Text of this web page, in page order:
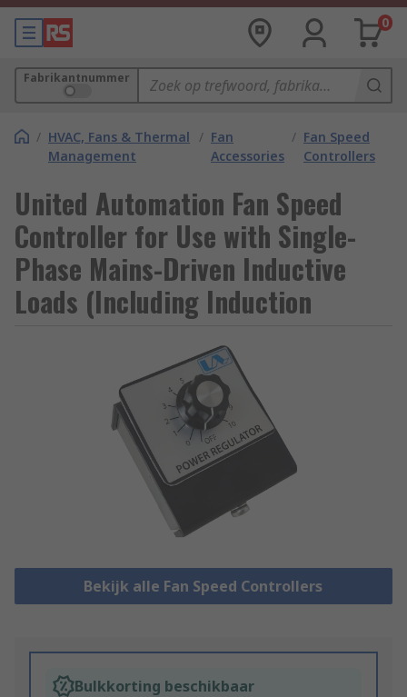
0
Fabrikantnummer
/ HVAC, Fans & Thermal
Management
/ Fan
Accessories
/ Fan Speed
Controllers
United Automation Fan Speed
Controller for Use with Single-
Phase Mains-Driven Inductive
Loads (Including Induction
Bekijk alle Fan Speed Controllers
Bulkkorting beschikbaar